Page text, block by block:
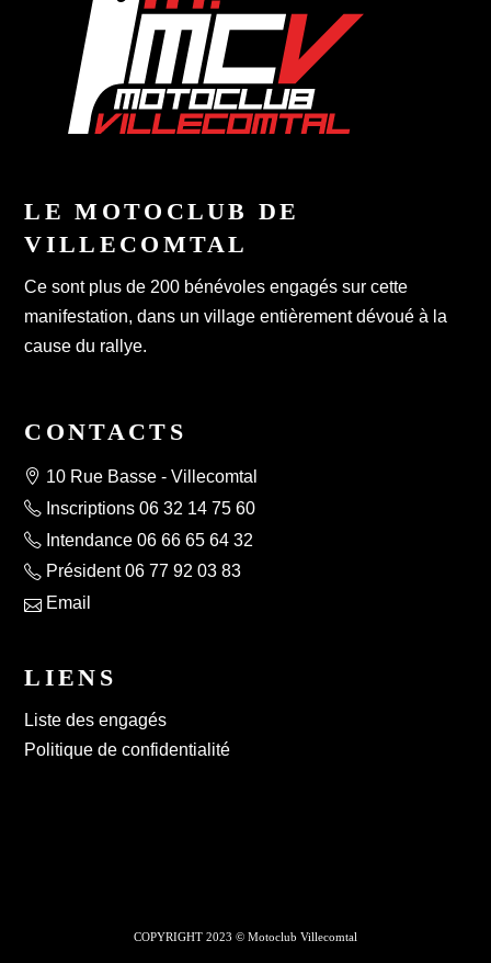
LE MOTOCLUB DE
VILLECOMTAL
Ce sont plus de 200 bénévoles engagés sur cette
manifestation, dans un village entièrement dévoué à la
cause du rallye.
CONTACTS
10 Rue Basse - Villecomtal
Inscriptions 06 32 14 75 60
Intendance 06 66 65 64 32
Président 06 77 92 03 83
Email
LIENS
Liste des engagés
Politique de confidentialité
COPYRIGHT 2023 © Motoclub Villecomtal